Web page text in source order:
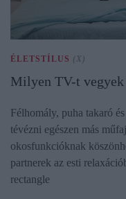
ÉLETSTÍLUS (X)
Milyen TV-t vegyek
Félhomály, puha takaró
tévézni egészen más
okosfunkcióknak
partnerek az esti
rectangle